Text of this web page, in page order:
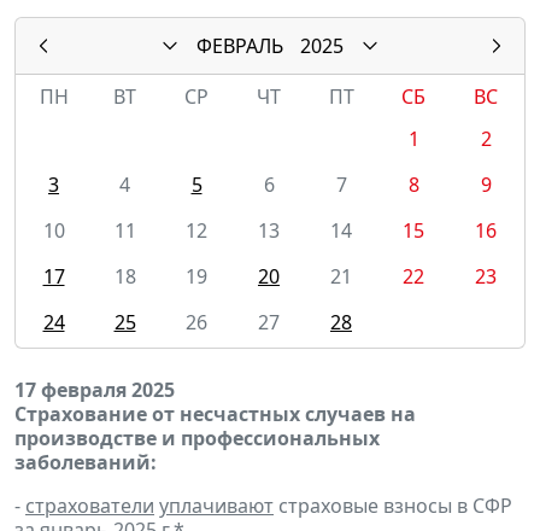
ФЕВРАЛЬ
2025
ПН
ВТ СР ЧТ ПТ СБ
ВС
1
2
3
4 5 6 7 8
9
10
11 12 13 14 15
16
17
18 19 20 21 22
23
24
25 26 27 28
17 февраля 2025
Страхование от несчастных случаев на
производстве и профессиональных
заболеваний:
- страхователи уплачивают страховые взносы в СФР